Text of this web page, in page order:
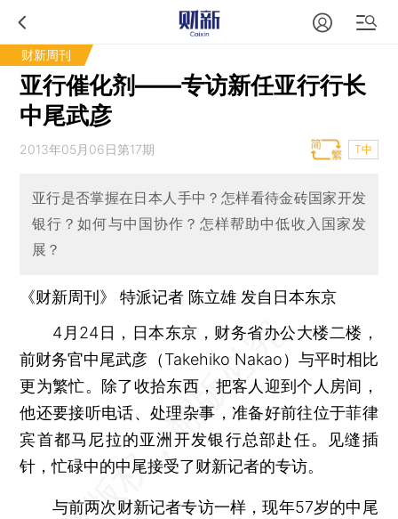
财新周刊
亚行催化剂——专访新任亚行行长
中尾武彦
2013年05月06日第17期 T中
亚行是否掌握在日本人手中？怎样看待金砖国家开发
银行？如何与中国协作？怎样帮助中低收入国家发
展？
《财新周刊》 特派记者 陈立雄 发自日本东京
4月24日，日本东京，财务省办公大楼二楼，
前财务官中尾武彦（Takehiko Nakao）与平时相比
更为繁忙。除了收拾东西，把客人迎到个人房间，
他还要接听电话、处理杂事，准备好前往位于菲律
宾首都马尼拉的亚洲开发银行总部赴任。见缝插
针，忙碌中的中尾接受了财新记者的专访。
与前两次财新记者专访一样，现年57岁的中尾